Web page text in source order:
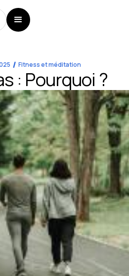
Fitness et méditation
: Pourquoi ?